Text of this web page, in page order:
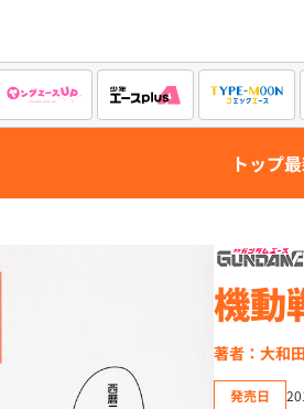
トップ
機動
著者：大和
発売日